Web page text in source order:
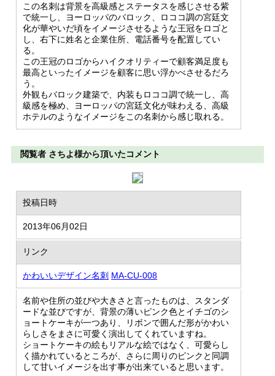
この名刺は背景を高級感とステータスを感じさせる紫
で統一し、ヨーロッパのバロック、ロココ調の宮廷文
化が華やいだ頃をイメージさせるような王冠をロゴと
し、右下に姓名と企業住所、電話番号を配置してい
る。
この王冠のロゴからハイクオリティーで顧客満足度も
最高といったイメージを顧客に思い浮かべさせるだろ
う。
外観もバロック建築で、内装もロココ調で統一し、高
級感を極め、ヨーロッパの宮廷文化が味わえる、高級
ホテルのようなイメージをこの名刺から感じ取れる。
閲覧者 さちよ様から頂いたコメント
投稿日時
2013年06月02日
リンク
かわいいデザイン名刺 MA-CU-008
名前や住所の並びや大きさと言ったものは、スタンダ
ードな並びですが、背景の薄いピンク色とイチゴのシ
ョートケーキが一つあり、リボンで囲んだ形がかわい
らしさをまさに可愛く演出してくれていますね。
ショートケーキの絵もリアルな絵ではなく、可愛らし
く描かれているところが、さらに周りのピンクと同調
して甘いイメージを出す事が出来ていると思います。